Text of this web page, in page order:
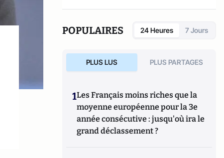
POPULAIRES 24 Heures 7 Jours
PLUS LUS PLUS PARTAGES
1Les Français moins riches que la
moyenne européenne pour la 3e
année consécutive : jusqu'où ira le
grand déclassement ?